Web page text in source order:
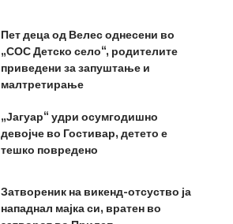
Пет деца од Велес однесени во
„СОС Детско село“, родителите
приведени за запуштање и
малтретирање
„Јагуар“ удри осумгодишно
девојче во Гостивар, детето е
тешко повредено
Затвореник на викенд-отсуство ја
нападнал мајка си, вратен во